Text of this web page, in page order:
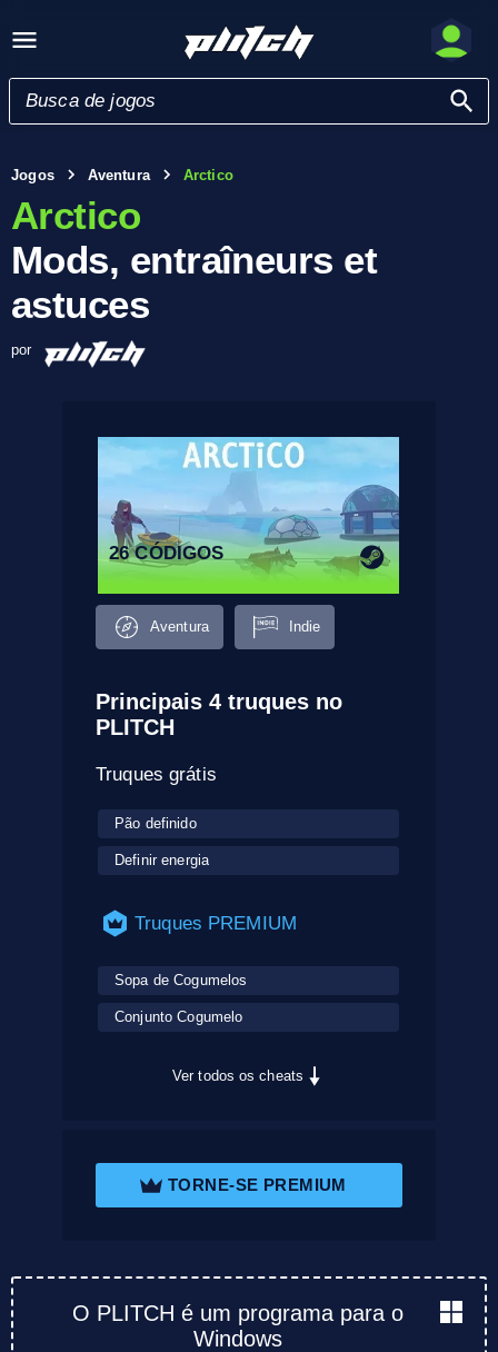
Jogos Aventura Arctico
Arctico
Mods, entraîneurs et
astuces
por
26 CÓDIGOS
Aventura Indie
Principais 4 truques no
PLITCH
Truques grátis
Pão definido
Definir energia
Truques PREMIUM
Sopa de Cogumelos
Conjunto Cogumelo
Ver todos os cheats
TORNE-SE PREMIUM
O PLITCH é um programa para o
Windows